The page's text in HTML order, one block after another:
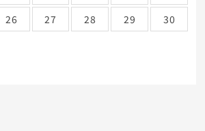
26 27 28 29
30